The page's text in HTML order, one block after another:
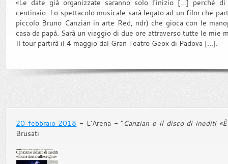
«Le date già organizzate saranno solo l'inizio [...] perché
centinaio. Lo spettacolo musicale sarà legato ad un film che
piccolo Bruno Canzian in arte Red, ndr) che gioca con le
casa da papà. Sarà un viaggio di due ore attraverso tutte le mie
Il tour partirà il 4 maggio dal Gran Teatro Geox di Padova [...].
20 febbraio 2018 - L'Arena - "Canzian e il disco di inediti
Brusati